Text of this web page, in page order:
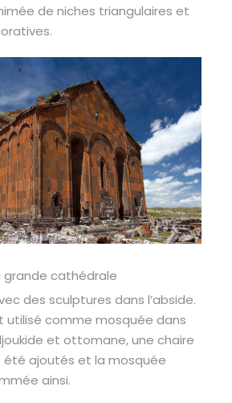
de niches triangulaires et
grande cathédrale
des sculptures dans l’abside.
utilisé comme mosquée dans
et ottomane, une chaire
été ajoutés et la mosquée
ainsi.